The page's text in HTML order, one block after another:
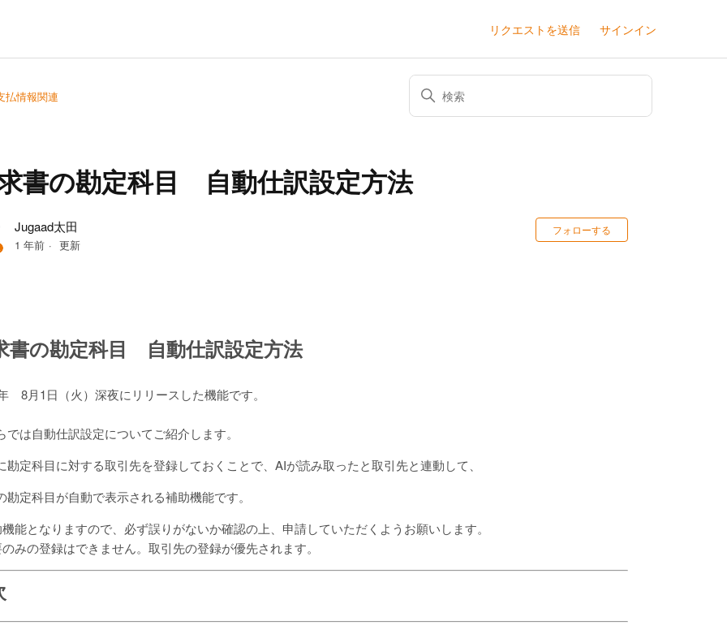
リクエストを送信 サインイン
払情報関連
書の勘定科目 自動仕訳設定方法
Jugaad太田
1 年前 更新
フォローする
書の勘定科目 自動仕訳設定方法
8月1日（火）深夜にリリースした機能です。
では自動仕訳設定についてご紹介します。
勘定科目に対する取引先を登録しておくことで、 AIが読み取ったと取引先と連動して、
勘定科目が自動で表示される補助機能です。
能となりますので、必ず誤りがないか確認の上、申請していただくようお願いします。
みの登録はできません。取引先の登録が優先されます。